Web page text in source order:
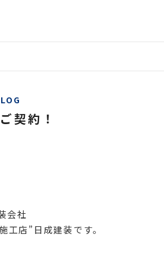
契約！
会社
店”日成建装です。